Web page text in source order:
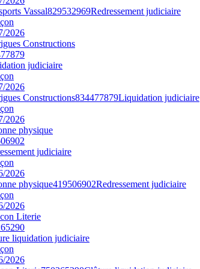
Vassal829532969Redressement judiciaire
2026
Constructions
judiciaire
2026
Constructions834477879Liquidation judiciaire
2026
physique
judiciaire
2026
physique419506902Redressement judiciaire
2026
Literie
liquidation judiciaire
2026